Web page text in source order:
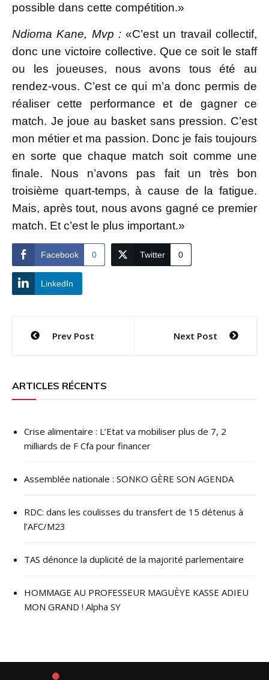
possible dans cette compétition.»
Ndioma Kane, Mvp :«C’est un travail collectif,
donc une victoire collective. Que ce soit le staff
ou les joueuses, nous avons tous été au
rendez-vous. C’est ce qui m’a donc permis de
réaliser cette performance et de gagner ce
match. Je joue au basket sans pression. C’est
mon métier et ma passion. Donc je fais toujours
en sorte que chaque match soit comme une
finale. Nous n’avons pas fait un très bon
troisième quart-temps, à cause de la fatigue.
Mais, après tout, nous avons gagné ce premier
match. Et c’est le plus important.»
Facebook 0 Twitter 0
LinkedIn
Navigation
l’article
Prev Post Next Post
ARTICLES RÉCENTS
Crise alimentaire : L’Etat va mobiliser plus de 7, 2
milliards de F Cfa pour financer
Assemblée nationale : SONKO GÈRE SON AGENDA
RDC: dans les coulisses du transfert de 15 détenus à
l’AFC/M23
TAS dénonce la duplicité de la majorité parlementaire
HOMMAGE AU PROFESSEUR MAGUÈYE KASSE ADIEU
MON GRAND ! Alpha SY